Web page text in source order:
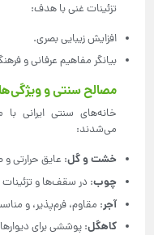
تزئینات غنی با هدف:
افزایش زیبایی بصری.
بیانگر مفاهیم عرفانی و
مصالح سنتی و
خانه‌های سنتی ایرانی
می‌شدند:
خشت و گل: عایق حرارتی
چوب: در سقف‌ها و
آجر: مقاوم، فرم‌پذیر، و
کاهگل: پوششی برای